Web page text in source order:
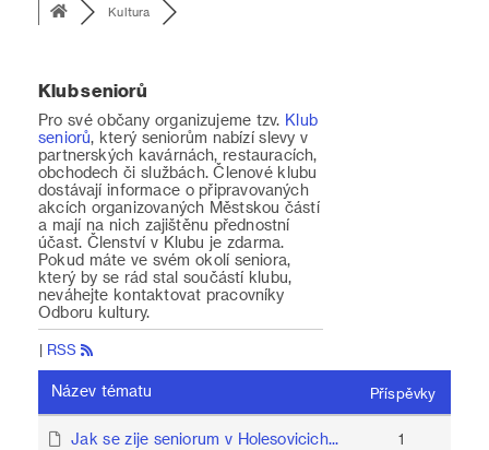
Kultura
Klub seniorů
Pro své občany organizujeme tzv. Klub
seniorů, který seniorům nabízí slevy v
partnerských kavárnách, restauracích,
obchodech či službách. Členové klubu
dostávají informace o připravovaných
akcích organizovaných Městskou částí
a mají na nich zajištěnu přednostní
účast. Členství v Klubu je zdarma.
Pokud máte ve svém okolí seniora,
který by se rád stal součástí klubu,
neváhejte kontaktovat pracovníky
Odboru kultury.
| RSS
Název tématu Příspěvky
Jak se zije seniorum v Holesovicich... 1